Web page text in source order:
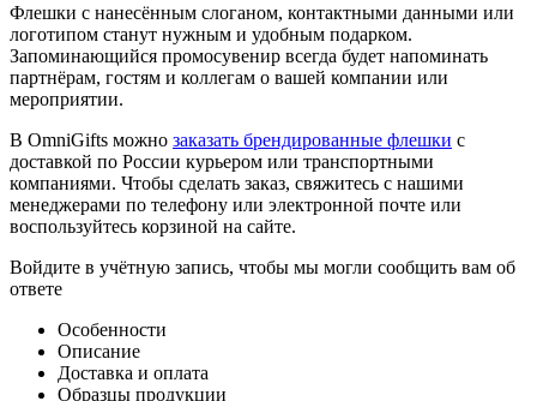
Флешки с нанесённым слоганом, контактными данными или
логотипом станут нужным и удобным подарком.
Запоминающийся промосувенир всегда будет напоминать
партнёрам, гостям и коллегам о вашей компании или
мероприятии.
В OmniGifts можно заказать брендированные флешки с
доставкой по России курьером или транспортными
компаниями. Чтобы сделать заказ, свяжитесь с нашими
менеджерами по телефону или электронной почте или
воспользуйтесь корзиной на сайте.
Войдите в учётную запись, чтобы мы могли сообщить вам об
ответе
Особенности
Описание
Доставка и оплата
Образцы продукции